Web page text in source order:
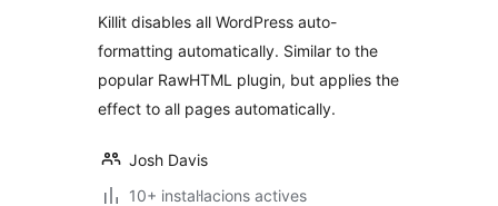
Killit disables all WordPress auto-
formatting automatically. Similar to the
popular RawHTML plugin, but applies the
effect to all pages automatically.
Josh Davis
10+ instal·lacions actives